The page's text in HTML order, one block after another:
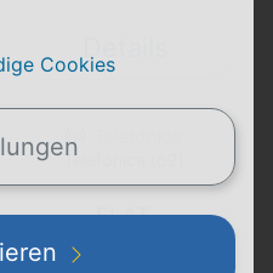
Telefónica (o2)
FLAT
Cookies